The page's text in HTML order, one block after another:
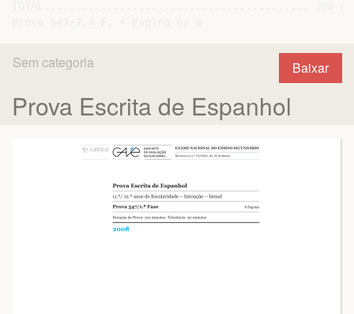
Baixar
Sem categoria
Prova Escrita de Espanhol